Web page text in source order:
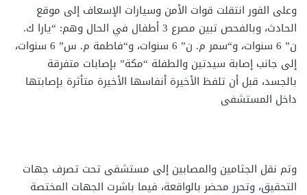
وعلى الفور انتقلت قوات الأمن وسيارات الإسعاف إلى موقع
الحادث، وبالفحص تبين مصرع 3 أطفال في الحال وهم: “يارا ك.
ن” 6 سنوات، و“سمر م. ن” 6 سنوات، و“فاطمة م. س” 6 سنوات،
إلى جانب إصابة سيدتين والطفلة “مكة” بإصابات متفرقة
بالجسد، قبل أن تلفظ الأخيرة أنفاسها الأخيرة متأثرة بإصابتها
داخل المستشفى
وتم نقل الجثامين والمصابين إلى مستشفى تحت تصرف جهات
التحقيق، وتحرر محضر بالواقعة، فيما باشرت الجهات المختصة